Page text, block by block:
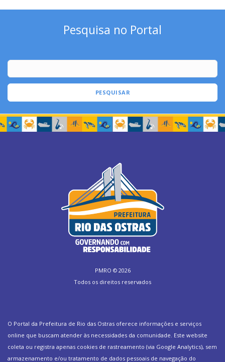
Pesquisa no Portal
PESQUISAR
PMRO © 2026
Todos os direitos reservados
O Portal da Prefeitura de Rio das Ostras oferece informações e serviços
online que buscam atender às necessidades da comunidade. Este website
coleta ou registra apenas cookies de rastreamento (via Google Analytics), sem
armazenamento e/ou tratamento de dados pessoais de navegação do